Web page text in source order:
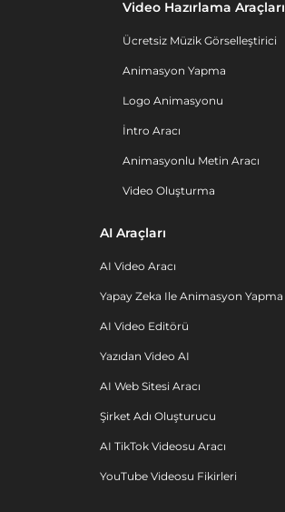
Video Hazırlama Araçları
Ücretsiz Müzik Görselleştirici
Animasyon Yapma
Logo Animasyonu
İntro Aracı
Animasyonlu Metin Aracı
Video Oluşturma
AI Araçları
AI Video Aracı
Yapay Zeka Ile Animasyon Yapma
AI Video Editörü
Yazıdan Video AI
AI Web Sitesi Aracı
Şirket Adı Oluşturucu
AI TikTok Videosu Aracı
YouTube Videosu Fikirleri